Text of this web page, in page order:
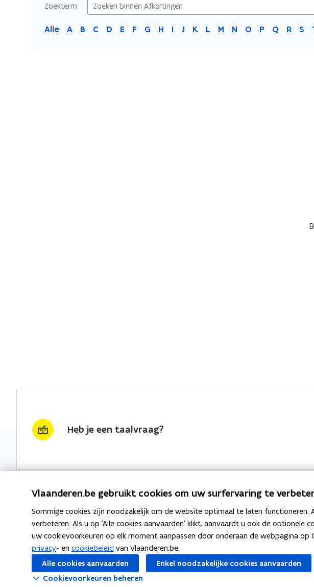
Zoekterm
Alle A B C D E F G H I J K L M N O P Q R S
Heb je een taalvraag?
Nieuwsbrief krijgen?
vraag & woord van de week
wekelijks in je mailbox
Schrijf je in
Thema's
Spellingregels
Vlaanderen.be gebruikt cookies om uw surfervaring te
Sommige cookies zijn noodzakelijk om de website optimaal te laten
verbeteren. Als u op 'Alle cookies aanvaarden' klikt, aanvaardt u ook de optionele
uw cookievoorkeuren op elk moment aanpassen door onderaan de webpagina
privacy- en cookiebeleid van Vlaanderen.be.
Alle cookies aanvaarden
Enkel noodzakelijke cookies aanvaarden
Cookievoorkeuren beheren